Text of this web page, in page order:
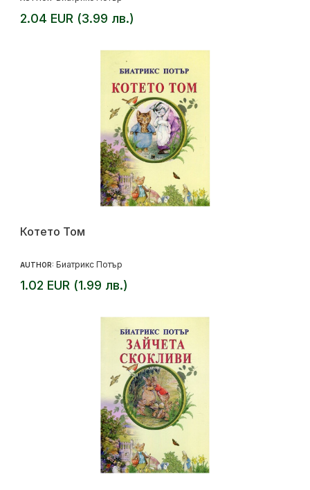
2.04 EUR (3.99 лв.)
Котето Том
AUTHOR: Биатрикс Потър
1.02 EUR (1.99 лв.)